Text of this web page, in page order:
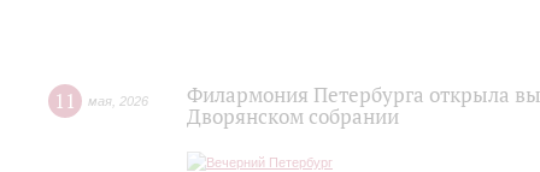
11 мая 2026
Филармония Петербурга открыла
Дворянском собрании